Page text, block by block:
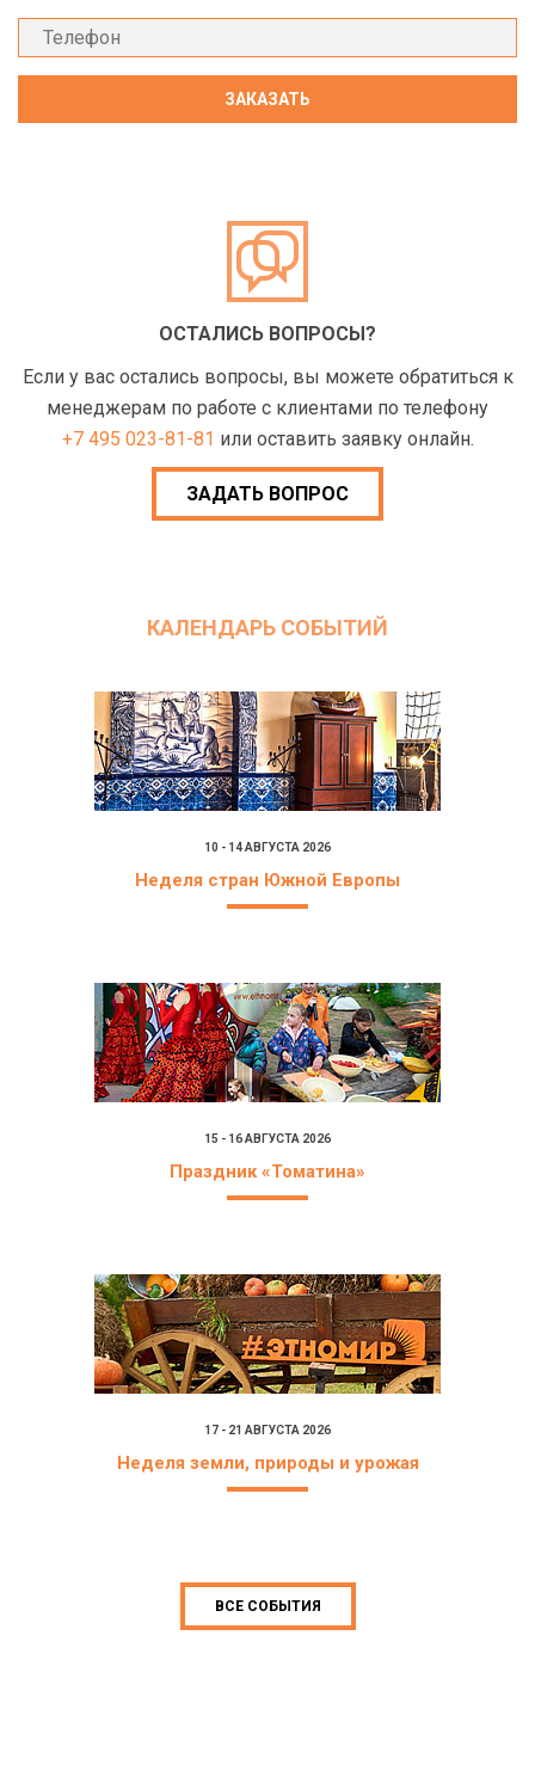
ОСТАЛИСЬ ВОПРОСЫ?
Если у вас остались вопросы, вы можете обратиться к
менеджерам по работе с клиентами по телефону
+7 495 023-81-81 или оставить заявку онлайн.
ЗАДАТЬ ВОПРОС
КАЛЕНДАРЬ СОБЫТИЙ
10 - 14 АВГУСТА 2026
Неделя стран Южной Европы
15 - 16 АВГУСТА 2026
Праздник «Томатина»
17 - 21 АВГУСТА 2026
Неделя земли, природы и урожая
ВСЕ СОБЫТИЯ